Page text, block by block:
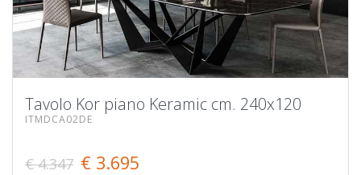
Tavolo Kor piano Keramic cm. 240x120
ITMDCA02DE
€ 4.347 € 3.695